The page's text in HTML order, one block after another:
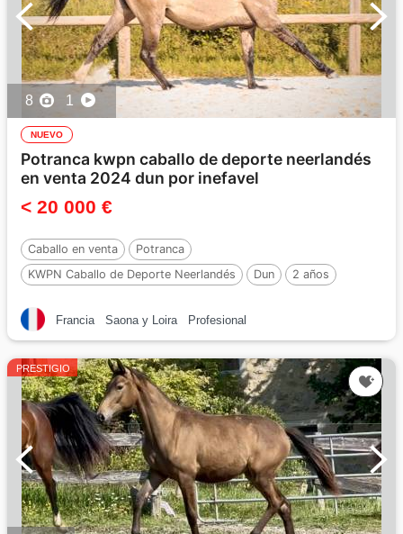
8 1
NUEVO
Potranca kwpn caballo de deporte neerlandés
en venta 2024 dun por inefavel
< 20 000 €
Caballo en venta
Potranca
KWPN Caballo de Deporte Neerlandés
Dun
2 años
Francia
Saona y Loira Profesional
PRESTIGIO